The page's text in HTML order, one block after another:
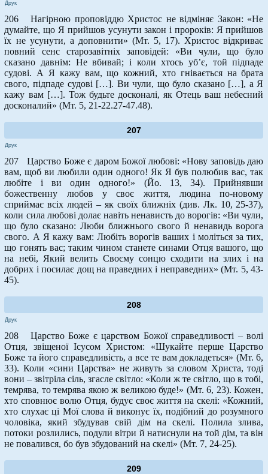
Друк
206 Нагірною проповіддю Христос не відміняє Закон: «Не
думайте, що Я прийшов усунути закон і пророків: Я прийшов
їх не усунути, а доповнити» (Мт. 5, 17). Христос відкриває
повний сенс старозавітніх заповідей: «Ви чули, що було
сказано давнім: Не вбивай; і коли хтось уб’є, той підпаде
судові. А Я кажу вам, що кожний, хто гнівається на брата
свого, підпаде судові […]. Ви чули, що було сказано […], а Я
кажу вам […]. Тож будьте досконалі, як Отець ваш небесний
досконалий» (Мт. 5, 21-22.27-47.48).
207
Друк
207 Царство Боже є даром Божої любові: «Нову заповідь даю
вам, щоб ви любили один одного! Як Я був полюбив вас, так
любіте і ви один одного!» (Йо. 13, 34). Прийнявши
божественну любов у своє життя, людина по-новому
сприймає всіх людей – як своїх ближніх (див. Лк. 10, 25-37),
коли сила любові долає навіть ненависть до ворогів: «Ви чули,
що було сказано: Люби ближнього свого й ненавидь ворога
свого. А Я кажу вам: Любіть ворогів ваших і моліться за тих,
що гонять вас; таким чином станете синами Отця вашого, що
на небі, Який велить Своєму сонцю сходити на злих і на
добрих і посилає дощ на праведних і неправедних» (Мт. 5, 43-
45).
208
Друк
208 Царство Боже є царством Божої справедливості – волі
Отця, звіщеної Ісусом Христом: «Шукайте перше Царство
Боже та його справедливість, а все те вам докладеться» (Мт. 6,
33). Коли «сини Царства» не живуть за словом Христа, тоді
вони – звітріла сіль, згасле світло: «Коли ж те світло, що в тобі,
темрява, то темрява якою ж великою буде!» (Мт. 6, 23). Кожен,
хто сповнює волю Отця, будує своє життя на скелі: «Кожний,
хто слухає ці Мої слова й виконує їх, подібний до розумного
чоловіка, який збудував свій дім на скелі. Полила злива,
потоки розлились, подули вітри й натиснули на той дім, та він
не повалився, бо був збудований на скелі» (Мт. 7, 24-25).
209